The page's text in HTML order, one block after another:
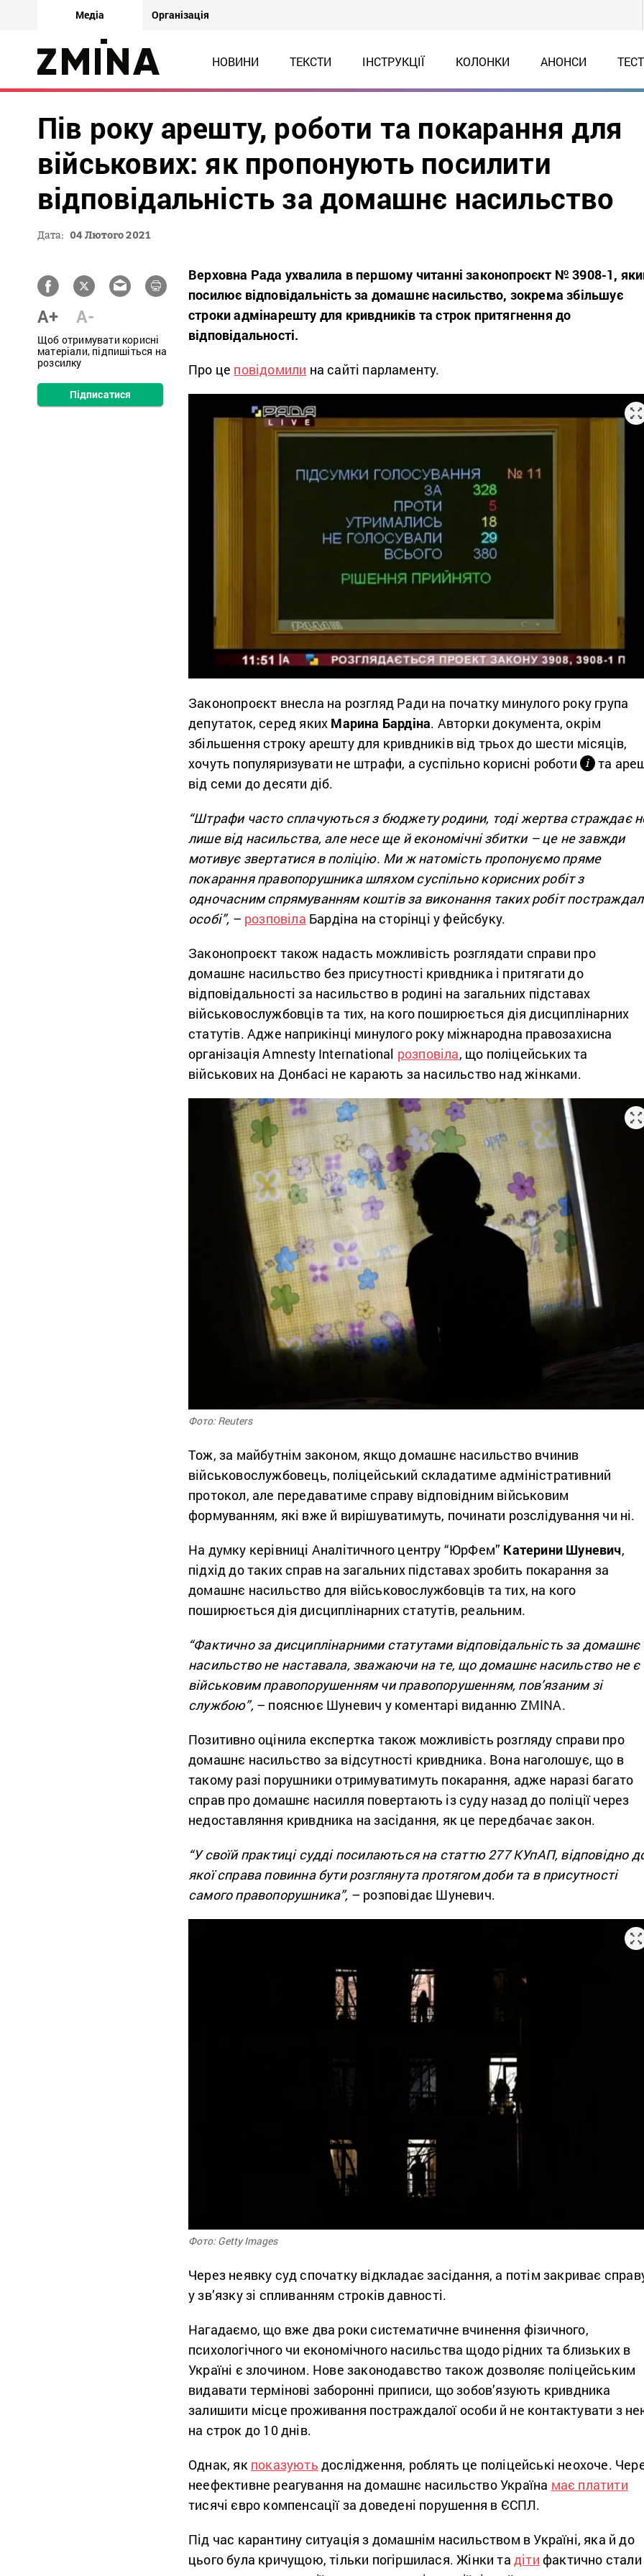
Медіа Організація
НОВИНИ ТЕКСТИ ІНСТРУКЦІЇ КОЛОНКИ АНОНСИ
Пів року арешту, роботи та покарання для
військових: як пропонують посилити
відповідальність за домашнє насильство
Дата: 04 Лютого 2021
A+ A-
Щоб отримувати корисні
матеріали, підпишіться на
розсилку
Підписатися
Верховна Рада ухвалила в першому читанні законопроєкт № 3908-1,
посилює відповідальність за домашнє насильство, зокрема збільшує
строки адмінарешту для кривдників та строк притягнення до
відповідальності.
Про це повідомили на сайті парламенту.
Законопроєкт внесла на розгляд Ради на початку минулого року група
депутаток, серед яких Марина Бардіна. Авторки документа, окрім
збільшення строку арешту для кривдників від трьох до шести місяців,
хочуть популяризувати не штрафи, а суспільно корисні роботи і
та
від семи до десяти діб.
“Штрафи часто сплачуються з бюджету родини, тоді жертва страждає
лише від насильства, але несе ще й економічні збитки – це не завжди
мотивує звертатися в поліцію. Ми ж натомість пропонуємо пряме
покарання правопорушника шляхом суспільно корисних робіт з
одночасним спрямуванням коштів за виконання таких робіт
особі”, – розповіла Бардіна на сторінці у фейсбуку.
Законопроєкт також надасть можливість розглядати справи про
домашнє насильство без присутності кривдника і притягати до
відповідальності за насильство в родині на загальних підставах
військовослужбовців та тих, на кого поширюється дія дисциплінарних
статутів. Адже наприкінці минулого року міжнародна правозахисна
організація Amnesty International розповіла, що поліцейських та
військових на Донбасі не карають за насильство над жінками.
Фото: Reuters
Тож, за майбутнім законом, якщо домашнє насильство вчинив
військовослужбовець, поліцейський складатиме адміністративний
протокол, але передаватиме справу відповідним військовим
формуванням, які вже й вирішуватимуть, починати розслідування чи ні.
На думку керівниці Аналітичного центру “ЮрФем” Катерини Шуневич,
підхід до таких справ на загальних підставах зробить покарання за
домашнє насильство для військовослужбовців та тих, на кого
поширюється дія дисциплінарних статутів, реальним.
“Фактично за дисциплінарними статутами відповідальність за домашнє
насильство не наставала, зважаючи на те, що домашнє насильство не є
військовим правопорушенням чи правопорушенням, пов’язаним зі
службою”,– пояснює Шуневич у коментарі виданню ZMINA.
Позитивно оцінила експертка також можливість розгляду справи про
домашнє насильство за відсутності кривдника. Вона наголошує, що в
такому разі порушники отримуватимуть покарання, адже наразі багато
справ про домашнє насилля повертають із суду назад до поліції через
недоставляння кривдника на засідання, як це передбачає закон.
“У своїй практиці судді посилаються на статтю 277 КУпАП, відповідно
якої справа повинна бути розглянута протягом доби та в присутності
самого правопорушника”, – розповідає Шуневич.
Фото: Getty Images
Через неявку суд спочатку відкладає засідання, а потім закриває
у зв’язку зі спливанням строків давності.
Нагадаємо, що вже два роки систематичне вчинення фізичного,
психологічного чи економічного насильства щодо рідних та близьких в
Україні є злочином. Нове законодавство також дозволяє поліцейським
видавати термінові заборонні приписи, що зобов’язують кривдника
залишити місце проживання постраждалої особи й не контактувати з
на строк до 10 днів.
Однак, як показують дослідження, роблять це поліцейські неохоче.
неефективне реагування на домашнє насильство Україна має платити
тисячі євро компенсації за доведені порушення в ЄСПЛ.
Під час карантину ситуація з домашнім насильством в Україні, яка й до
цього була кричущою, тільки погіршилася. Жінки тадіти фактично стали